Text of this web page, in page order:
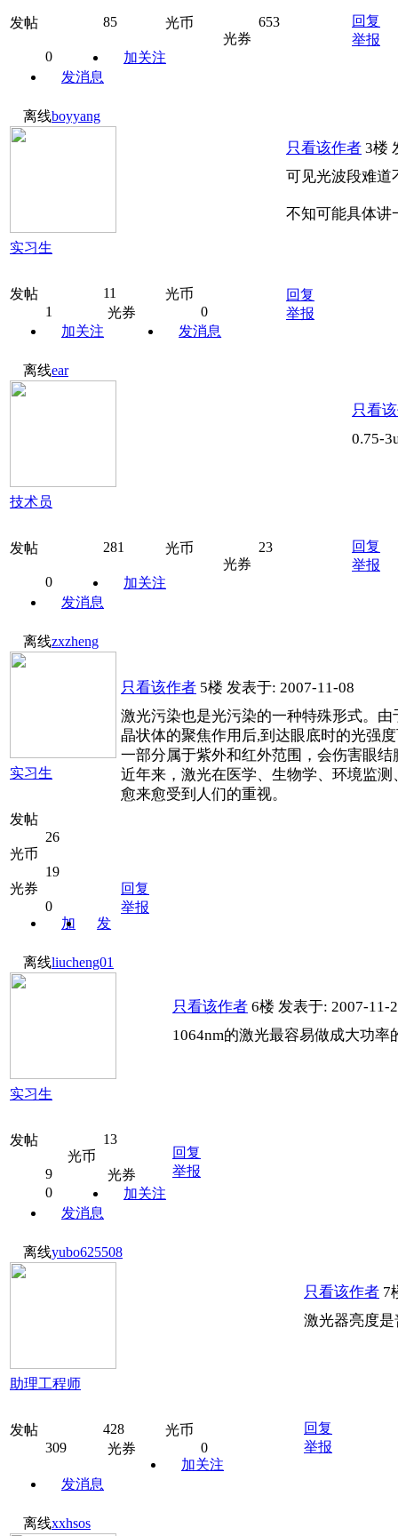
发帖 85 光币
653
光券
0
加关注
发消息
回复
举报
离线boyyang
实习生
发帖 11
光币
1
光券
0
加关注
发消息
只看该作者 3楼
可见光波段难道
不知可能具体讲
回复
举报
离线ear
技术员
发帖 281 光币
23
光券
0
加关注
发消息
只看
0.75-
回复
举报
离线zxzheng
实习生
发帖
26
光币
19
光券
0
加
发
只看该作者 5楼 发表于: 2007-11-08
激光污染也是光污染的一种特殊形式。
晶状体的聚焦作用后,到达眼底时的光强
一部分属于紫外和红外范围，会伤害眼
近年来，激光在医学、生物学、环境监
愈来愈受到人们的重视。
回复
举报
离线liucheng01
实习生
发帖
13
光币
9
光券
0
加关注
发消息
只看该作者 6楼 发表于: 2007-11-
1064nm的激光最容易做成大功
回复
举报
离线yubo625508
助理工程师
发帖 428
光币
309
光券
0
加关注
发消息
只看该作者 7
激光器亮度
回复
举报
离线xxhsos